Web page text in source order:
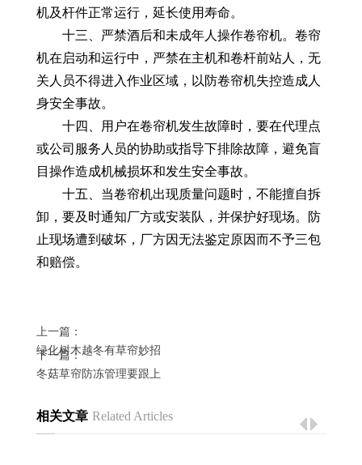
机及杆件正常运行，延长使用寿命。
十三、严禁酒后和未成年人操作卷帘机。卷帘
机在启动和运行中，严禁在主机和卷杆前站人，无
关人员不得进入作业区域，以防卷帘机失控造成人
身安全事故。
十四、用户在卷帘机发生故障时，要在代理点
或公司服务人员的协助或指导下排除故障，避免盲
目操作造成机械损坏和发生安全事故。
十五、当卷帘机出现质量问题时，不能擅自拆
卸，要及时通知厂方或安装队，并保护好现场。防
止现场遭到破坏，厂方因无法鉴定原因而不予三包
和赔偿。
上一篇：
绿化树木越冬有草帘妙招
下一篇：
冬菇草帘防冻管理要跟上
相关文章 Related Articles